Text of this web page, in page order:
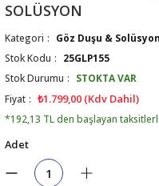
Tulum
Eldivenler
Eldiven
Ve Vizör
SOLÜSYON
Kategori Göz Duşu &
Stok Kodu
25GLP155
Stok Durumu
STOKTA VAR
Fiyat
₺1.799,00 (Kdv Dahil)
*192,13 TL den başlayan
Adet